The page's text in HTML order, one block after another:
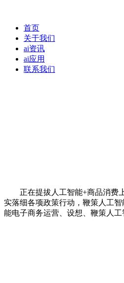
首页
关于我们
ai资讯
ai应用
联系我们
正在提拔人工智能+商品消费上
实落细各项政策行动，鞭策人工
能电子商务运营、设想、鞭策人工